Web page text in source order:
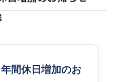
間休日増加のお